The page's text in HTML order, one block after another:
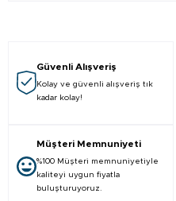
Güvenli Alışveriş
Kolay ve güvenli alışveriş tık
kadar kolay!
Müşteri Memnuniyeti
%100 Müşteri memnuniyetiyle
kaliteyi uygun fiyatla
buluşturuyoruz.